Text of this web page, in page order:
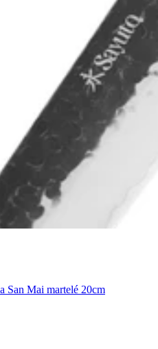
San Mai martelé 20cm